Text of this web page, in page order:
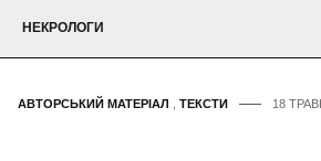
НЕКРОЛОГИ
АВТОРСЬКИЙ МАТЕРІАЛ ТЕКСТИ 18